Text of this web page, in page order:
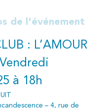
de l'événement
: L’AMOUR
à 18h
– 4, rue de